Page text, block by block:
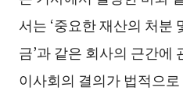
서는 ‘중요한 재산의 처분
금’과 같은 회사의 근간에
이사회의 결의가 법적으